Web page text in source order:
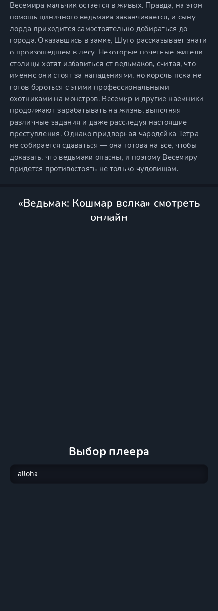
Весемира мальчик остается в живых. Правда, на этом
помощь циничного ведьмака заканчивается, и сыну
лорда приходится самостоятельно добираться до
города. Оказавшись в замке, Шуго рассказывает знати
о произошедшем в лесу. Некоторые почетные жители
столицы хотят избавиться от ведьмаков, считая, что
именно они стоят за нападениями, но король пока не
готов бороться с этими профессиональными
охотниками на монстров. Весемир и другие наемники
продолжают зарабатывать на жизнь, выполняя
различные задания и даже расследуя настоящие
преступления. Однако придворная чародейка Тетра
не собирается сдаваться — она готова на все, чтобы
доказать, что ведьмаки опасны, и поэтому Весемиру
придется противостоять не только чудовищам.
«Ведьмак: Кошмар волка» смотреть
онлайн
Выбор плеера